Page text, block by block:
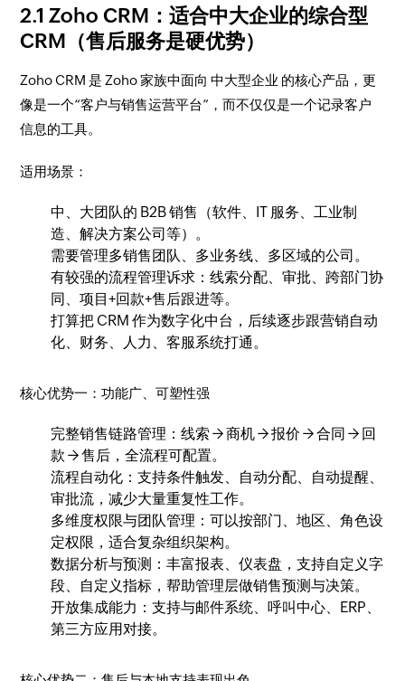
2.1 Zoho CRM：适合中大企业的综合型
CRM（售后服务是硬优势）
Zoho CRM 是 Zoho 家族中面向 中大型企业 的核心产品，更
像是一个“客户与销售运营平台”，而不仅仅是一个记录客户
信息的工具。
适用场景：
中、大团队的 B2B 销售（软件、IT 服务、工业制
造、解决方案公司等）。
需要管理多销售团队、多业务线、多区域的公司。
有较强的流程管理诉求：线索分配、审批、跨部门协
同、项目+回款+售后跟进等。
打算把 CRM 作为数字化中台，后续逐步跟营销自动
化、财务、人力、客服系统打通。
核心优势一：功能广、可塑性强
完整销售链路管理：线索 → 商机 → 报价 → 合同 → 回
款 → 售后，全流程可配置。
流程自动化：支持条件触发、自动分配、自动提醒、
审批流，减少大量重复性工作。
多维度权限与团队管理：可以按部门、地区、角色设
定权限，适合复杂组织架构。
数据分析与预测：丰富报表、仪表盘，支持自定义字
段、自定义指标，帮助管理层做销售预测与决策。
开放集成能力：支持与邮件系统、呼叫中心、ERP、
第三方应用对接。